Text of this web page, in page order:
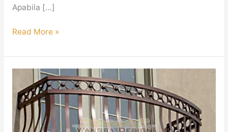
Apabila […]
Read More »
Balkon
Minimalis
Mewah
Modern